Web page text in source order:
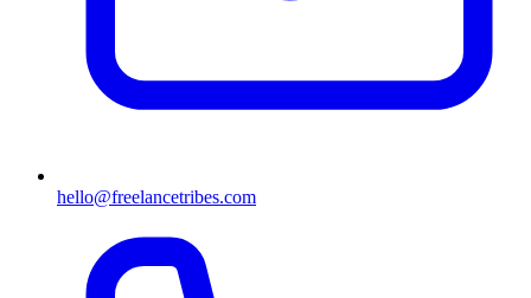
hello@freelancetribes.com